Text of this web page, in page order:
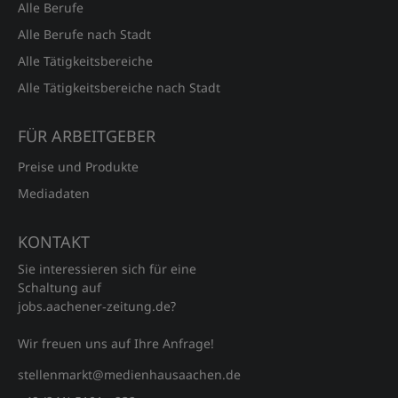
Alle Berufe
Alle Berufe nach Stadt
Alle Tätigkeitsbereiche
Alle Tätigkeitsbereiche nach Stadt
FÜR ARBEITGEBER
Preise und Produkte
Mediadaten
KONTAKT
Sie interessieren sich für eine
Schaltung auf
jobs.aachener‑zeitung.de?
Wir freuen uns auf Ihre Anfrage!
stellenmarkt@medienhausaachen.de